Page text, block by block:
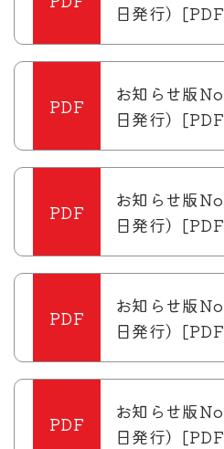
日発行）
お知らせ版
日発行）
お知らせ版
日発行）
お知らせ版
日発行）
お知らせ版
日発行）